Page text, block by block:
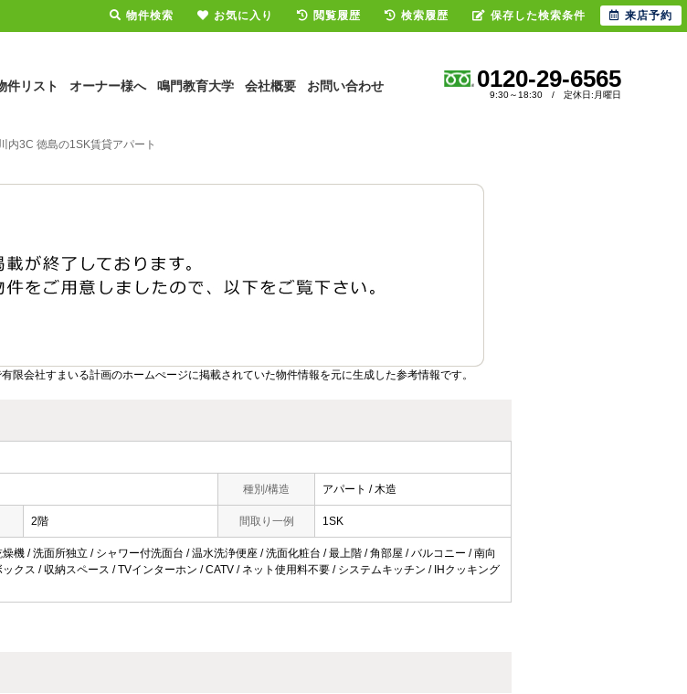
件リスト オーナー様へ 鳴門教育大学 会社概要 お問い合わせ 0120-29-6565
9:30～18:30 / 定休日:月曜日
内3C 徳島の1SK賃貸アパート
会社すまいる計画のホームぺージに掲載されていた物件情報を元に生成した参考情報です。
種別/構造 アパート / 木造
2階 間取り一例 1SK
機 / 洗面所独立 / シャワー付洗面台 / 温水洗浄便座 / 洗面化粧台 / 最上階 / 角部屋 / バルコニー / 南向
クス / 収納スペース / TVインターホン / CATV / ネット使用料不要 / システムキッチン / IHクッキング
物件検索 お気に入り 閲覧履歴 検索履歴 保存した検索条件 来店予約